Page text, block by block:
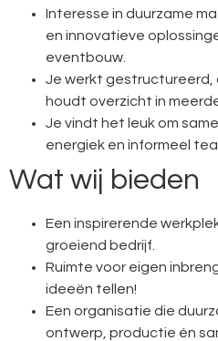
Interesse in duurzame
en innovatieve
eventbouw.
Je werkt gestructureerd,
houdt overzicht in
Je vindt het leuk om
energiek en informeel
Wat wij bieden
Een inspirerende
groeiend bedrijf.
Ruimte voor eigen
ideeën tellen!
Een organisatie die
ontwerp, productie én